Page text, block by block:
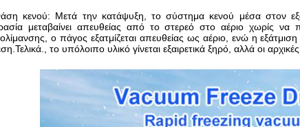
κενού: Μετά την κατάψυξη, το σύστημα κενού μέσα στον
μεταβαίνει απευθείας από το στερεό στο αέριο χωρίς
ο πάγος εξατμίζεται απευθείας ως αέριο, ενώ η
το υπόλοιπο υλικό γίνεται εξαιρετικά ξηρό, αλλά οι